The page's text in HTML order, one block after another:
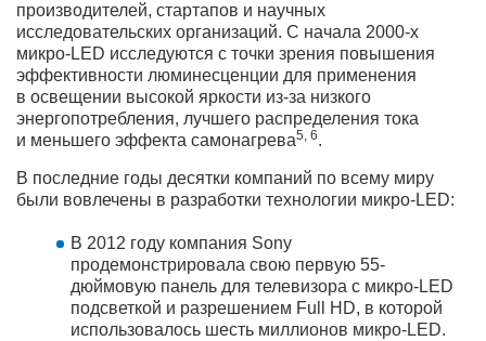
производителей, стартапов и научных
исследовательских организаций. С начала 2000-х
микро-LED исследуются с точки зрения повышения
эффективности люминесценции для применения
в освещении высокой яркости из-за низкого
энергопотребления, лучшего распределения тока
и меньшего эффекта самонагрева5, 6.
В последние годы десятки компаний по всему миру
были вовлечены в разработки технологии микро-LED:
В 2012 году компания Sony
продемонстрировала свою первую 55-
дюймовую панель для телевизора с микро-LED
подсветкой и разрешением Full HD, в которой
использовалось шесть миллионов микро-LED.